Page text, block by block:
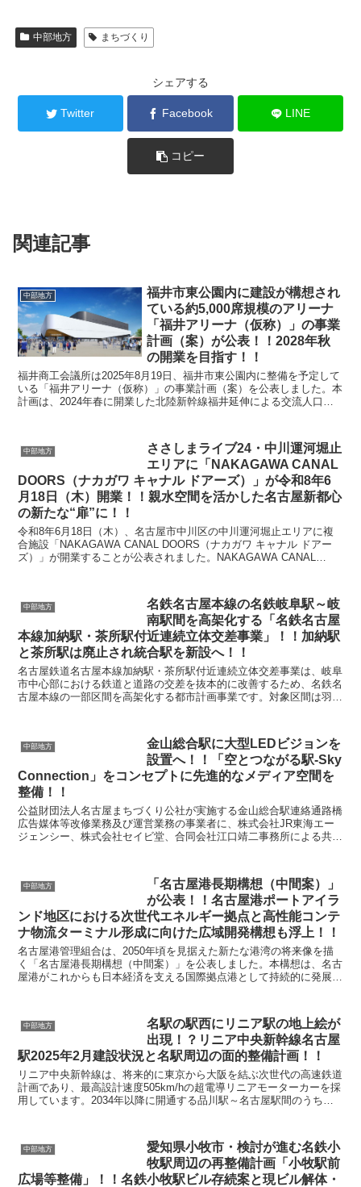
中部地方 まちづくり
シェアする
Twitter Facebook LINE
コピー
関連記事
中部地方
福井市東公園内に建設が構想され
ている約5,000席規模のアリーナ
「福井アリーナ（仮称）」の事業
計画（案）が公表！！2028年秋
の開業を目指す！！
福井商工会議所は2025年8月19日、福井市東公園内に整備を予定して
いる「福井アリーナ（仮称）」の事業計画（案）を公表しました。本
計画は、2024年春に開業した北陸新幹線福井延伸による交流人口の
中部地方
ささしまライブ24・中川運河堀止
エリアに「NAKAGAWA CANAL
DOORS（ナカガワ キャナル ドアーズ）」が令和8年6
月18日（木）開業！！親水空間を活かした名古屋新都心
の新たな“扉”に！！
令和8年6月18日（木）、名古屋市中川区の中川運河堀止エリアに複
合施設「NAKAGAWA CANAL DOORS（ナカガワ キャナル ドアー
ズ）」が開業することが公表されました。NAKAGAWA CANAL
中部地方
名鉄名古屋本線の名鉄岐阜駅～岐
南駅間を高架化する「名鉄名古屋
本線加納駅・茶所駅付近連続立体交差事業」！！加納駅
と茶所駅は廃止され統合駅を新設へ！！
名古屋鉄道名古屋本線加納駅・茶所駅付近連続立体交差事業は、岐阜
市中心部における鉄道と道路の交差を抜本的に改善するため、名鉄名
古屋本線の一部区間を高架化する都市計画事業です。対象区間は羽島
中部地方
金山総合駅に大型LEDビジョンを
設置へ！！「空とつながる駅-Sky
Connection」をコンセプトに先進的なメディア空間を
整備！！
公益財団法人名古屋まちづくり公社が実施する金山総合駅連絡通路橋
広告媒体等改修業務及び運営業務の事業者に、株式会社JR東海エー
ジェンシー、株式会社セイビ堂、合同会社江口靖二事務所による共同
中部地方
「名古屋港長期構想（中間案）」
が公表！！名古屋港ポートアイラ
ンド地区における次世代エネルギー拠点と高性能コンテ
ナ物流ターミナル形成に向けた広域開発構想も浮上！！
名古屋港管理組合は、2050年頃を見据えた新たな港湾の将来像を描
く「名古屋港長期構想（中間案）」を公表しました。本構想は、名古
屋港がこれからも日本経済を支える国際拠点港として持続的に発展し
中部地方
名駅の駅西にリニア駅の地上絵が
出現！？リニア中央新幹線名古屋
駅2025年2月建設状況と名駅周辺の面的整備計画！！
リニア中央新幹線は、将来的に東京から大阪を結ぶ次世代の高速鉄道
計画であり、最高設計速度505km/hの超電導リニアモーターカーを採
用しています。2034年以降に開通する品川駅～名古屋駅間のうち、
中部地方
愛知県小牧市・検討が進む名鉄小
牧駅周辺の再整備計画「小牧駅前
広場等整備」！！名鉄小牧駅ビル存続案と現ビル解体・